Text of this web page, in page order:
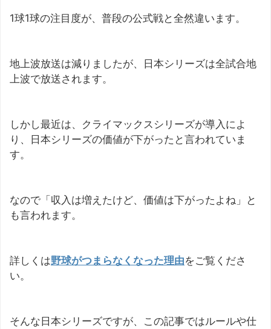
1球1球の注目度が、普段の公式戦と全然違います。
地上波放送は減りましたが、日本シリーズは全試合地
上波で放送されます。
しかし最近は、クライマックスシリーズが導入によ
り、日本シリーズの価値が下がったと言われていま
す。
なので「収入は増えたけど、価値は下がったよね」と
も言われます。
詳しくは野球がつまらなくなった理由をご覧くださ
い。
そんな日本シリーズですが、この記事ではルールや仕